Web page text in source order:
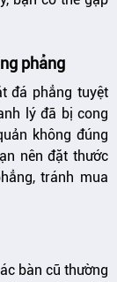
phẳng
đá phẳng tuyệt
lý đã bị cong
không đúng
nên đặt thước
tránh mua
bàn cũ thường